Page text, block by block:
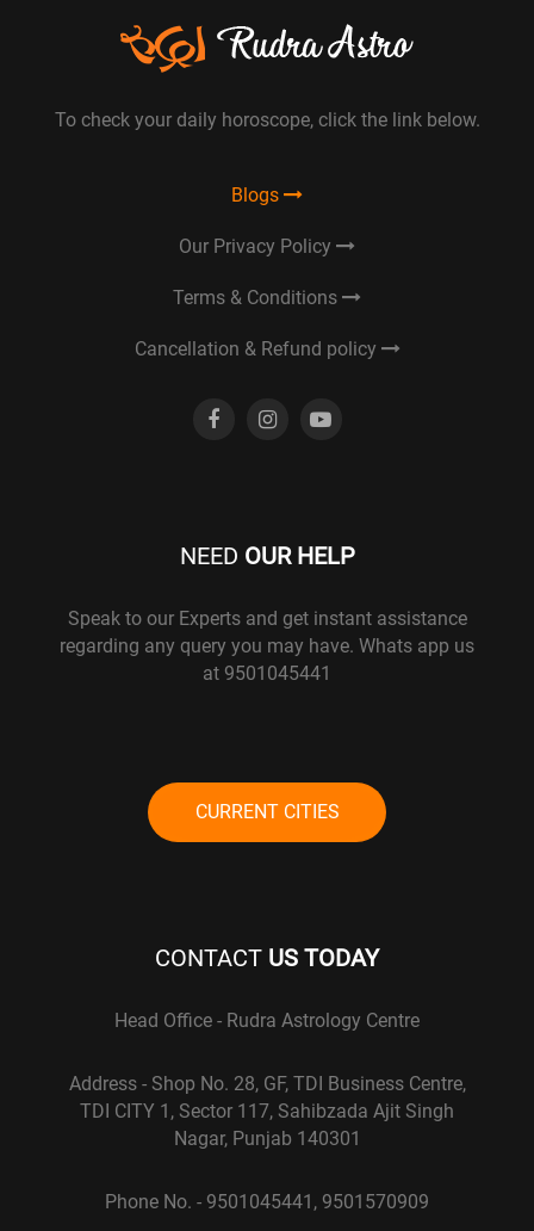
To check your daily horoscope, click the link below.
Blogs
Our Privacy Policy
Terms & Conditions
Cancellation & Refund policy
NEED OUR HELP
Speak to our Experts and get instant assistance
regarding any query you may have. Whats app us
at 9501045441
CURRENT CITIES
CONTACT US TODAY
Head Office - Rudra Astrology Centre
Address - Shop No. 28, GF, TDI Business Centre,
TDI CITY 1, Sector 117, Sahibzada Ajit Singh
Nagar, Punjab 140301
Phone No. - 9501045441, 9501570909